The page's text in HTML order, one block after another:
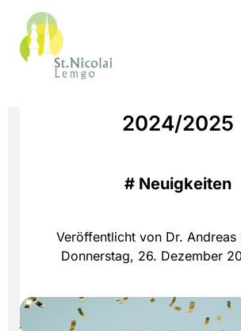
2024/2025
# Neuigkeiten
Veröffentlicht von Dr. Andreas
Donnerstag, 26. Dezember